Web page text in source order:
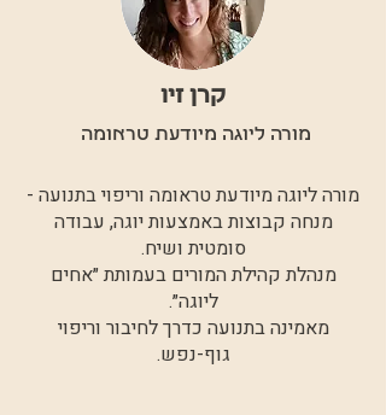
קרן זיו
מורה ליוגה מיודעת טראומה
מורה ליוגה מיודעת טראומה וריפוי בתנועה -
מנחה קבוצות באמצעות יוגה, עבודה
סומטית ושיח.
מנהלת קהילת המורים בעמותת ״אחים
ליוגה״.
מאמינה בתנועה כדרך לחיבור וריפוי
גוף-נפש.